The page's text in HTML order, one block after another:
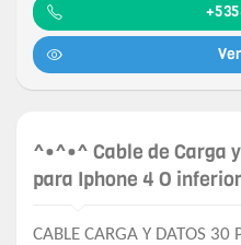
^•^•^ Cable de Carga
para Iphone 4 O
CABLE CARGA Y DATOS 30